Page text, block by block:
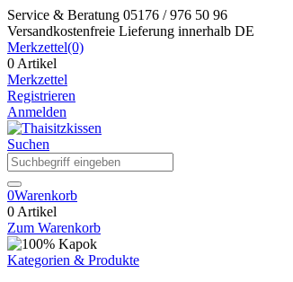
Service & Beratung 05176 / 976 50 96
Versandkostenfreie Lieferung innerhalb DE
Merkzettel(0)
0 Artikel
Merkzettel
Registrieren
Anmelden
Suchen
0Warenkorb
0 Artikel
Zum Warenkorb
Kategorien & Produkte